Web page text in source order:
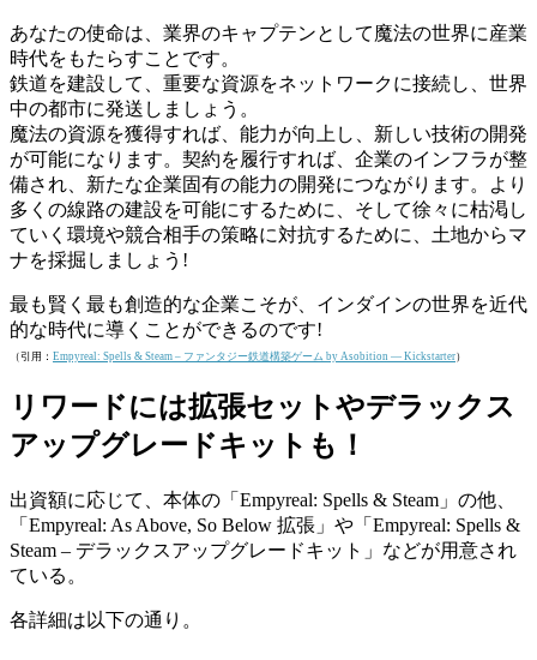
あなたの使命は、業界のキャプテンとして魔法の世界に産業
時代をもたらすことです。
鉄道を建設して、重要な資源をネットワークに接続し、世界
中の都市に発送しましょう。
魔法の資源を獲得すれば、能力が向上し、新しい技術の開発
が可能になります。契約を履行すれば、企業のインフラが整
備され、新たな企業固有の能力の開発につながります。より
多くの線路の建設を可能にするために、そして徐々に枯渇し
ていく環境や競合相手の策略に対抗するために、土地からマ
ナを採掘しましょう!
最も賢く最も創造的な企業こそが、インダインの世界を近代
的な時代に導くことができるのです!
（引用： Empyreal: Spells & Steam – ファンタジー鉄道構築ゲーム by Asobition — Kickstarter）
リワードには拡張セットやデラックス
アップグレードキットも！
出資額に応じて、本体の「Empyreal: Spells & Steam」の他、
「Empyreal: As Above, So Below 拡張」や「Empyreal: Spells &
Steam – デラックスアップグレードキット」などが用意され
ている。
各詳細は以下の通り。